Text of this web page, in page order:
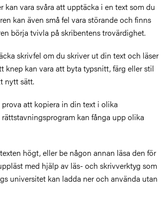
kan vara svåra att upptäcka i en text som du
kan även små fel vara störande och finns
börja tvivla på skribentens trovärdighet.
skrivfel om du skriver ut din text och läser
knep kan vara att byta typsnitt, färg eller stil
nytt sätt.
att kopiera in din text i olika
kan fånga upp olika
högt, eller be någon annan läsa den för
med hjälp av läs- och skrivverktyg som
universitet kan ladda ner och använda utan